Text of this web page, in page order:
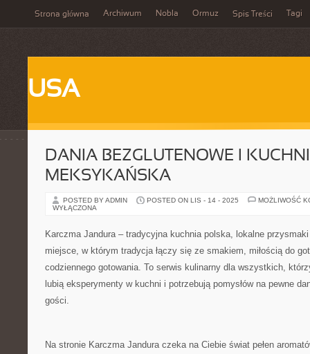
Strona główna Archiwum Nobla Ormuz Spis Treści Tagi
USA
DANIA BEZGLUTENOWE I
MEKSYKAŃSKA
POSTED BY ADMIN POSTED ON LIS - 14 - 2025
MOŻLIWOŚĆ
WYŁĄCZONA
Karczma Jandura – tradycyjna kuchnia polska, lokalne
miejsce, w którym tradycja łączy się ze smakiem, miłością do
codziennego gotowania. To serwis kulinarny dla wszystkich,
lubią eksperymenty w kuchni i potrzebują pomysłów na pewne
gości.
Na stronie Karczma Jandura czeka na Ciebie świat pełen